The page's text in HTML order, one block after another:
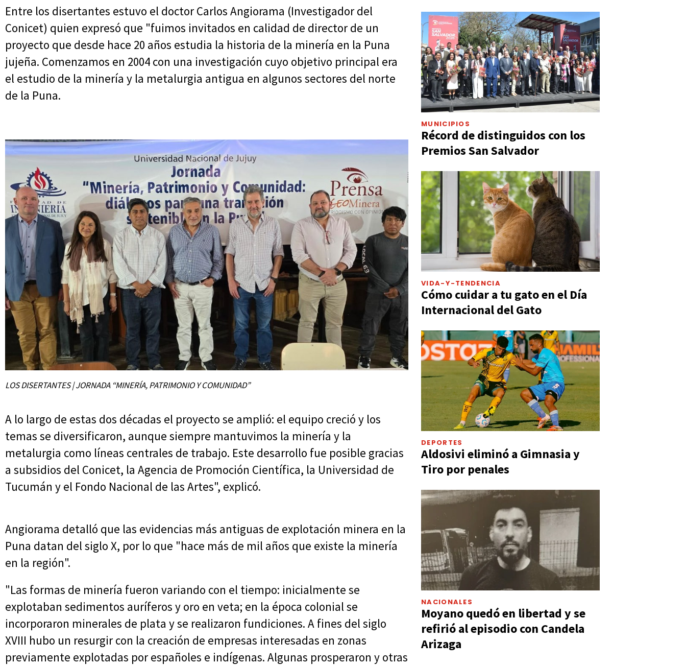
Entre los disertantes estuvo el doctor Carlos Angiorama (Investigador del
Conicet) quien expresó que "fuimos invitados en calidad de director de un
proyecto que desde hace 20 años estudia la historia de la minería en la Puna
jujeña. Comenzamos en 2004 con una investigación cuyo objetivo principal era
el estudio de la minería y la metalurgia antigua en algunos sectores del norte
de la Puna.
LOS DISERTANTES | JORNADA “MINERÍA, PATRIMONIO Y COMUNIDAD”
A lo largo de estas dos décadas el proyecto se amplió: el equipo creció y los
temas se diversificaron, aunque siempre mantuvimos la minería y la
metalurgia como líneas centrales de trabajo. Este desarrollo fue posible gracias
a subsidios del Conicet, la Agencia de Promoción Científica, la Universidad de
Tucumán y el Fondo Nacional de las Artes", explicó.
Angiorama detalló que las evidencias más antiguas de explotación minera en la
Puna datan del siglo X, por lo que "hace más de mil años que existe la minería
en la región".
"Las formas de minería fueron variando con el tiempo: inicialmente se
explotaban sedimentos auríferos y oro en veta; en la época colonial se
incorporaron minerales de plata y se realizaron fundiciones. A fines del siglo
XVIII hubo un resurgir con la creación de empresas interesadas en zonas
previamente explotadas por españoles e indígenas. Algunas prosperaron y otras
MUNICIPIOS
Récord de distinguidos con los
Premios San Salvador
VIDA-Y-TENDENCIA
Cómo cuidar a tu gato en el Día
Internacional del Gato
DEPORTES
Aldosivi eliminó a Gimnasia y
Tiro por penales
NACIONALES
Moyano quedó en libertad y se
refirió al episodio con Candela
Arizaga